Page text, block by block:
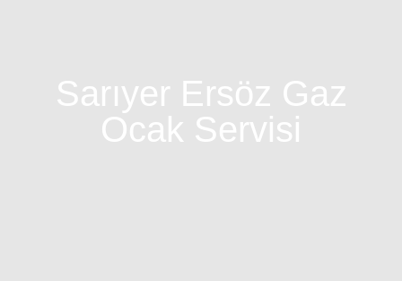
Sarıyer Ersöz Gaz
Ocak Servisi